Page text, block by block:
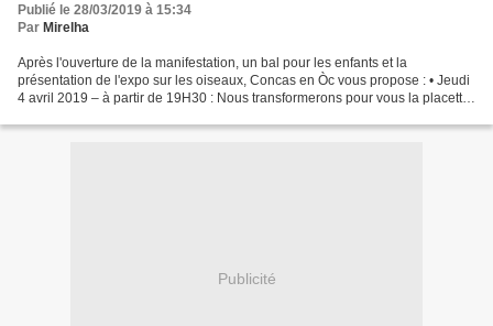
Publié le 28/03/2019 à 15:34
Par Mirelha
Après l'ouverture de la manifestation, un bal pour les enfants et la
présentation de l'expo sur les oiseaux, Concas en Òc vous propose : • Jeudi
4 avril 2019 – à partir de 19H30 : Nous transformerons pour vous la placette
Publicité